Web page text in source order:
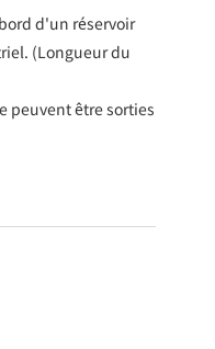
d'un réservoir
(Longueur du
peuvent être sorties